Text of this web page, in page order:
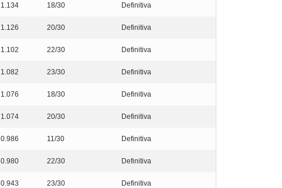
1.134 18/30 Definitiva
1.126 20/30 Definitiva
1.102 22/30 Definitiva
1.082 23/30 Definitiva
1.076 18/30 Definitiva
1.074 20/30 Definitiva
0.986 11/30 Definitiva
0.980 22/30 Definitiva
0.943 23/30 Definitiva